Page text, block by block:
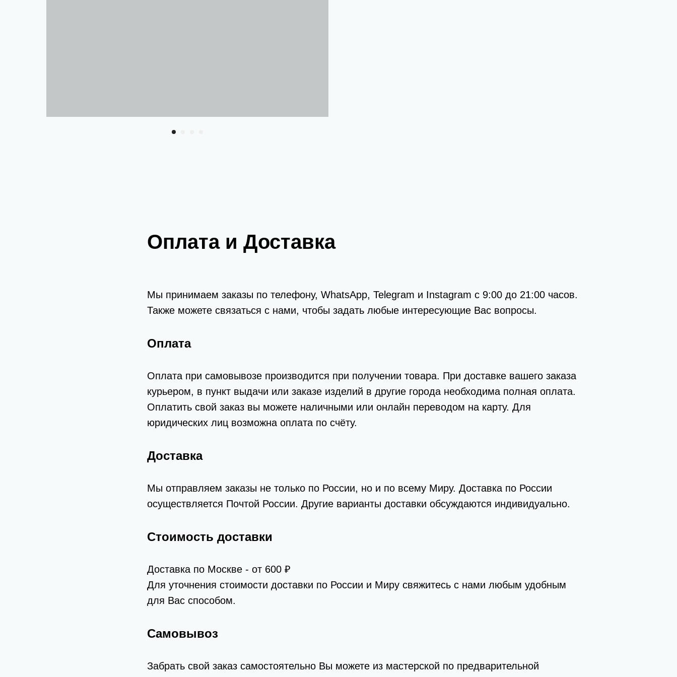
Оплата и Доставка
Мы принимаем заказы по телефону, WhatsApp, Telegram и Instagram с 9:00 до 21:00 часов.
Также можете связаться с нами, чтобы задать любые интересующие Вас вопросы.
Оплата
Оплата при самовывозе производится при получении товара. При доставке вашего заказа
курьером, в пункт выдачи или заказе изделий в другие города необходима полная оплата.
Оплатить свой заказ вы можете наличными или онлайн переводом на карту. Для
юридических лиц возможна оплата по счёту.
Доставка
Мы отправляем заказы не только по России, но и по всему Миру. Доставка по России
осуществляется Почтой России. Другие варианты доставки обсуждаются индивидуально.
Стоимость доставки
Доставка по Москве - от 600 ₽
Для уточнения стоимости доставки по России и Миру свяжитесь с нами любым удобным
для Вас способом.
Самовывоз
Забрать свой заказ самостоятельно Вы можете из мастерской по предварительной